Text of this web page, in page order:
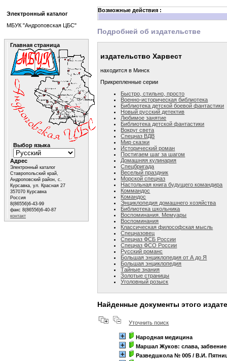
Возможные действия :
Подробней об издательстве
издательство Харвест
находится в Минск
Прикрепленные серии
Быстро, стильно, просто
Военно-историческая библиотека
Библиотека детской боевой фантастики
Новый русский детектив
Любимое занятие
Библиотека детской фантастики
Вокруг света
Спецназ ВДВ
Мир сказки
Исторический роман
Постигаем шаг за шагом
Домашняя кулинария
Спецбригада
Веселый праздник
Морской спецназ
Настольная книга будущего командира
Коммандос
Командос
Энциклопедия домашнего хозяйства
Библиотека школьника
Воспоминания. Мемуары
Воспоминания
Классическая философская мысль
Спецназовец
Спецназ ФСБ России
Спецназ ФСО России
Русский романс
Большая энциклопедия от А до Я
Большая энциклопедия
Тайные знания
Золотые страницы
Уголовный розыск
Найденные документы этого
Уточнить поиск
Народная медицина
Маршал Жуков: слава,
Разведшкола № 005 / В.И.
Электронный каталог
МБУК "Андроповская ЦБС"
Главная страница
Выбор языка
Адрес
Электронный каталог
Ставропольский край,
Андроповский район, с.
Курсавка, ул. Красная 27
357070 Курсавка
Россия
8(86556)6-43-99
факс 8(86556)6-40-87
контакт